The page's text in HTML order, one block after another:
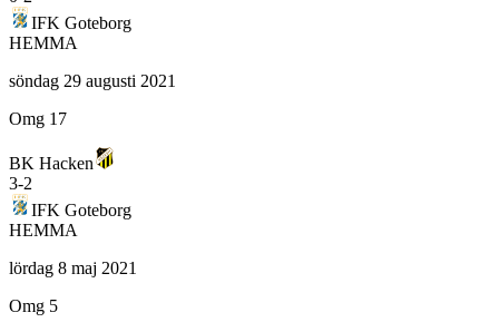
IFK Goteborg
HEMMA
söndag 29 augusti 2021
Omg 17
BK Hacken
3-2
IFK Goteborg
HEMMA
lördag 8 maj 2021
Omg 5